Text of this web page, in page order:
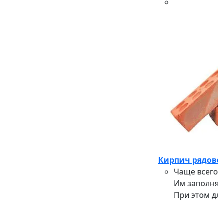
Кирпич
Чаще
Им
При этом